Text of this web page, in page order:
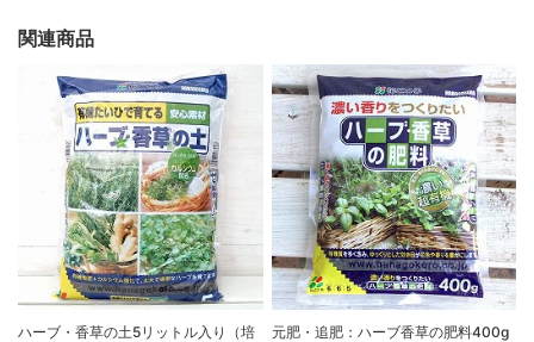
関連商品
ハーブ・香草の土5リットル入り（培
元肥・追肥：ハーブ香草の肥料400g